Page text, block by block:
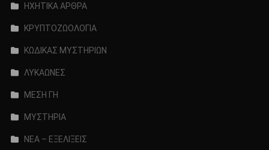
ΗΧΗΤΙΚΑ ΑΡΘΡΑ
ΚΡΥΠΤΟΖΩΟΛΟΓΙΑ
ΚΩΔΙΚΑΣ ΜΥΣΤΗΡΙΩΝ
ΛΥΚΑΩΝΕΣ
ΜΕΣΗ ΓΗ
ΜΥΣΤΗΡΙΑ
ΝΕΑ – ΕΞΕΛΙΞΕΙΣ